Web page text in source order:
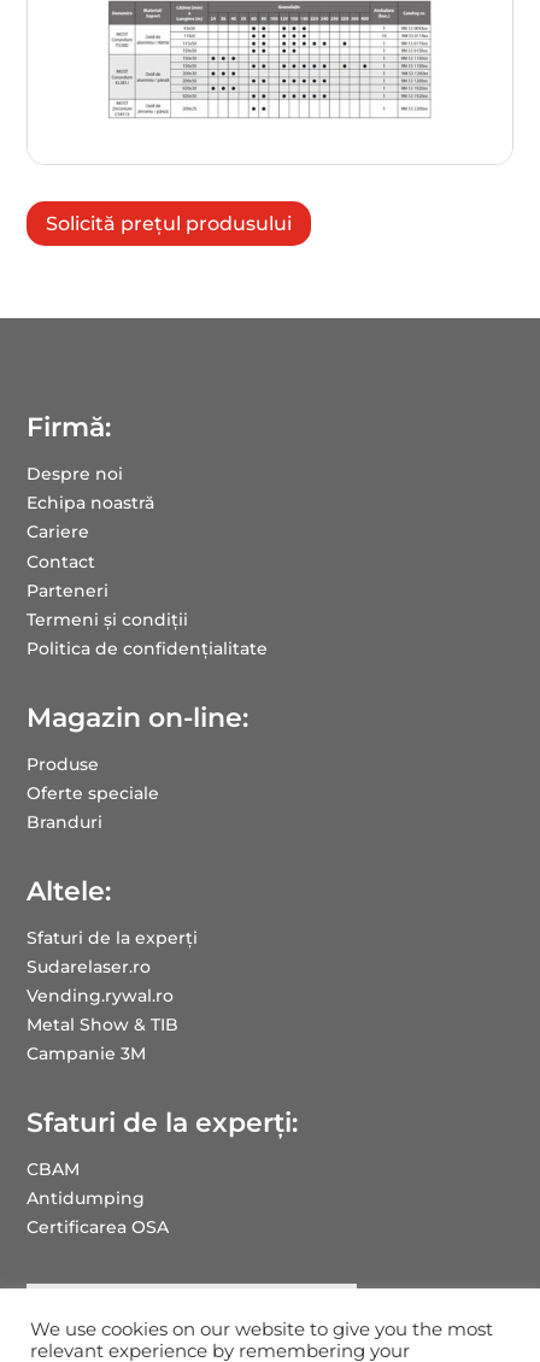
Solicită prețul produsului
Firmă:
Despre noi
Echipa noastră
Cariere
Contact
Parteneri
Termeni și condiții
Politica de confidențialitate
Magazin on-line:
Produse
Oferte speciale
Branduri
Altele:
Sfaturi de la experți
Sudarelaser.ro
Vending.rywal.ro
Metal Show & TIB
Campanie 3M
Sfaturi de la experți:
CBAM
Antidumping
Certificarea OSA
We use cookies on our website to give you the most
relevant experience by remembering your